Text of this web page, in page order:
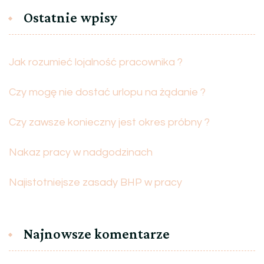
Ostatnie wpisy
Jak rozumieć lojalność pracownika ?
Czy mogę nie dostać urlopu na żądanie ?
Czy zawsze konieczny jest okres próbny ?
Nakaz pracy w nadgodzinach
Najistotniejsze zasady BHP w pracy
Najnowsze komentarze